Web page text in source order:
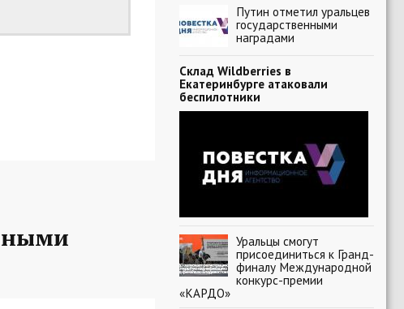
Путин отметил уральцев
государственными
наградами
Склад Wildberries в
Екатеринбурге атаковали
беспилотники
Уральцы смогут
присоединиться к Гранд-
финалу Международной
конкурс-премии
«КАРДО»